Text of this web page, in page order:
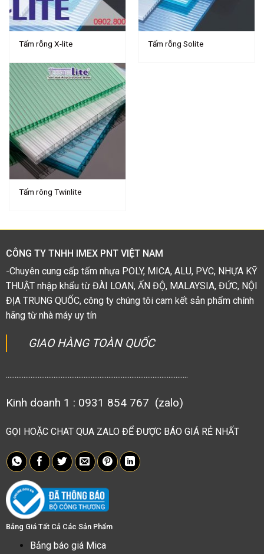
Tấm rỗng X-lite Tấm rỗng Solite
Tấm rông Twinlite
CÔNG TY TNHH IMEX PNT VIỆT NAM
-Chuyên cung cấp tấm nhựa POLY, MICA, ALU, PVC, NHỰA KỸ
THUẬT nhập khẩu từ ĐÀI LOAN, ẤN ĐỘ, MALAYSIA, ĐỨC, NỘI
ĐỊA TRUNG QUỐC, công ty chúng tôi cam kết sản phẩm chính
hãng từ nhà máy uy tín
GIAO HÀNG TOÀN QUỐC
.......................................................................................................
Kinh doanh 1 : 0931 854 767 (zalo)
GỌI HOẶC CHAT QUA ZALO ĐỂ ĐƯỢC BÁO GIÁ RẺ NHẤT
Bảng Giá Tất Cả Các Sản Phẩm
Bảng báo giá Mica